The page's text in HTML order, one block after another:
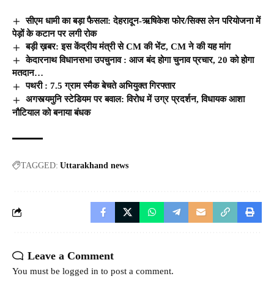
सीएम धामी का बड़ा फैसला: देहरादून-ऋषिकेश फोर/सिक्स लेन परियोजना में
पेड़ों के कटान पर लगी रोक
बड़ी ख़बर: इस केंद्रीय मंत्री से CM की भेंट, CM ने की यह मांग
केदारनाथ विधानसभा उपचुनाव : आज बंद होगा चुनाव प्रचार, 20 को होगा
मतदान…
पथरी : 7.5 ग्राम स्मैक बेचते अभियुक्त गिरफ्तार
अगस्त्यमुनि स्टेडियम पर बवाल: विरोध में उग्र प्रदर्शन, विधायक आशा
नौटियाल को बनाया बंधक
TAGGED: Uttarakhand news
Leave a Comment
You must be logged in to post a comment.